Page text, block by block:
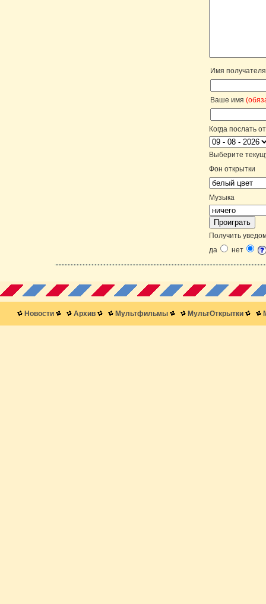
Имя
Ваше имя
Когда послать
Выберите
Фон открытки
Музыка
Получить
да
нет
Новости Архив Мультфильмы МультОткрытки